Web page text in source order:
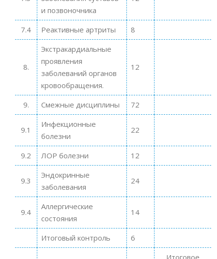
и позвоночника
7.4 Реактивные артриты 8
8.
Экстракардиальные
проявления
заболеваний органов
кровообращения.
12
9. Смежные дисциплины 72
9.1
Инфекционные
болезни
22
9.2 ЛОР болезни 12
9.3
Эндокринные
заболевания
24
9.4
Аллергические
состояния
14
Итоговый контроль 6
Итоговое